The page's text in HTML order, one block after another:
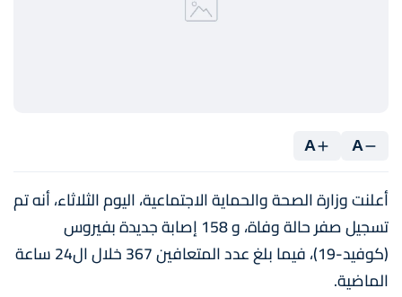
A
A
أعلنت وزارة الصحة والحماية الاجتماعية، اليوم الثلاثاء، أنه تم
تسجيل صفر حالة وفاة، و 158 إصابة جديدة بفيروس
(كوفيد-19)، فيما بلغ عدد المتعافين 367 خلال ال24 ساعة
الماضية.